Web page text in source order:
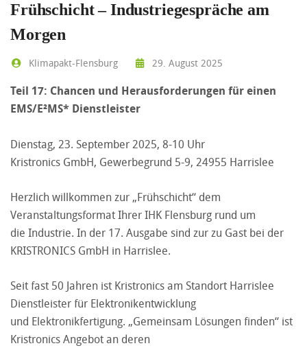
Frühschicht – Industriegespräche am
Morgen
Klimapakt-Flensburg 29. August 2025
Teil 17: Chancen und Herausforderungen für einen
EMS/E²MS* Dienstleister
Dienstag, 23. September 2025, 8-10 Uhr
Kristronics GmbH, Gewerbegrund 5-9, 24955 Harrislee
Herzlich willkommen zur „Frühschicht“ dem
Veranstaltungsformat Ihrer IHK Flensburg rund um
die Industrie. In der 17. Ausgabe sind zur zu Gast bei der
KRISTRONICS GmbH in Harrislee.
Seit fast 50 Jahren ist Kristronics am Standort Harrislee
Dienstleister für Elektronikentwicklung
und Elektronikfertigung. „Gemeinsam Lösungen finden“ ist
Kristronics Angebot an deren